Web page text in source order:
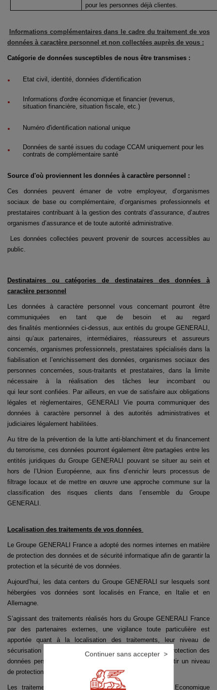
pour les personnes déjà clientes.
Informations complémentaires dans le cadre du traitement de vos
données à caractère personnel et non collectées auprès de vous :
Catégorie de données susceptibles de nous être transmises :
Etat civil, identité, données d'identification
Informations d'ordre économique et financier (revenus,
situation financière, situation fiscale, etc.)
Numéro d'identification national unique
Données de santé issues du codage CCAM uniquement pour les
contrats de complémentaire santé
Source d'où proviennent les données à caractère personnel :
Ces données peuvent émaner de votre employeur, d’organismes
sociaux de base ou complémentaire, d’organismes professionnels et
prestataires contribuant à la gestion des contrats d’assurance, d’autres
organismes d’assurance et de toute autorité administrative.
Les données collectées peuvent provenir de sources accessibles au
public.
Destinataires ou catégories de destinataires des données à
caractère personnel
Les données à caractère personnel vous concernant pourront être
communiquées en tant que de besoin et au regard
des finalités mentionnées ci-dessus, aux entités du groupe GENERALI,
ainsi qu’aux partenaires, intermédiaires, réassureurs et assureurs
concernés, organismes professionnels, prestataires spécialisés dans la
fiabilisation et l’enrichissement des données, organismes sociaux des
personnes concernées, sous-traitants et prestataires, dans la limite
nécessaire à la réalisation des tâches leur incombant ou
qui leur sont confiées. Par ailleurs, en vue de satisfaire aux obligations
légales et règlementaires, GENERALI Vie pourra communiquer des
données à caractère personnel à des autorités administratives et
judiciaires légalement habilitées.
Au titre de la prévention de la lutte anti-blanchiment et du financement
du terrorisme, ces données pourront également être partagées entre les
entités juridiques du Groupe GENERALI pouvant se situer au sein et
hors de l’Union Européenne, aux fins d’enrichir leurs processus de
filtrage locaux et de mettre en œuvre une approche commune sur la
classification des risques clients dans l’ensemble du Groupe
GENERALI.
Localisation des traitements de vos données
Le Groupe GENERALI France a adopté des normes internes en matière
de protection des données et de sécurité informatique afin de garantir la
protection et la sécurité de vos données.
Aujourd’hui, les data centers du Groupe GENERALI sur lesquels sont
hébergées vos données sont localisés en France, en Italie et en
Allemagne.
S’agissant des traitements réalisés hors du Groupe GENERALI France
par des partenaires externes, une vigilance toute particulière est
apportée quant à la localisation des traitements, leur niveau de
sécurisation (opérationnel et technique) et le niveau de protection des
données personnelles du pays destinataire, afin de garantir un niveau
de protection optimal.
Les traitements réalisés aujourd’hui hors de l’Espace Economique
Continuer sans accepter